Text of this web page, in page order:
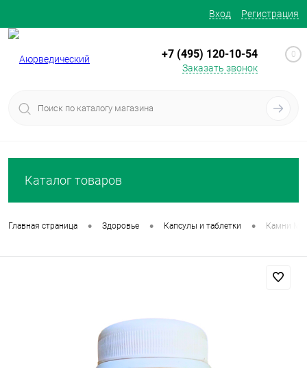
Вход Регистрация
+7 (495) 120-10-54
Заказать звонок
0
Каталог товаров
Главная страница • Здоровье • Капсулы и таблетки • Камни